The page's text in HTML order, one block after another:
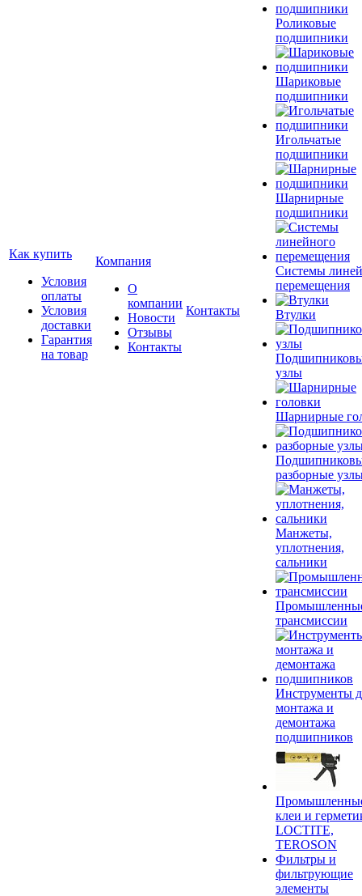
Как купить
Условия
оплаты
Условия
доставки
Гарантия
на товар
Компания
О
компании
Новости
Отзывы
Контакты
Контакты
Роликовые
подшипники
Шариковые
подшипники
Игольчатые
подшипники
Шарнирные
подшипники
Системы
перемещения
Втулки
узлы
Шарнирные
разборные
Манжеты,
уплотнения,
сальники
трансмиссии
Инструменты
монтажа и
демонтажа
подшипников
клеи и
LOCTITE,
TEROSON
Фильтры и
фильтрующие
элементы